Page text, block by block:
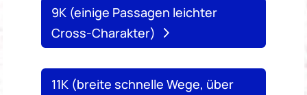
9K (einige Passagen leichter
Cross-Charakter)
11K (breite schnelle Wege, über